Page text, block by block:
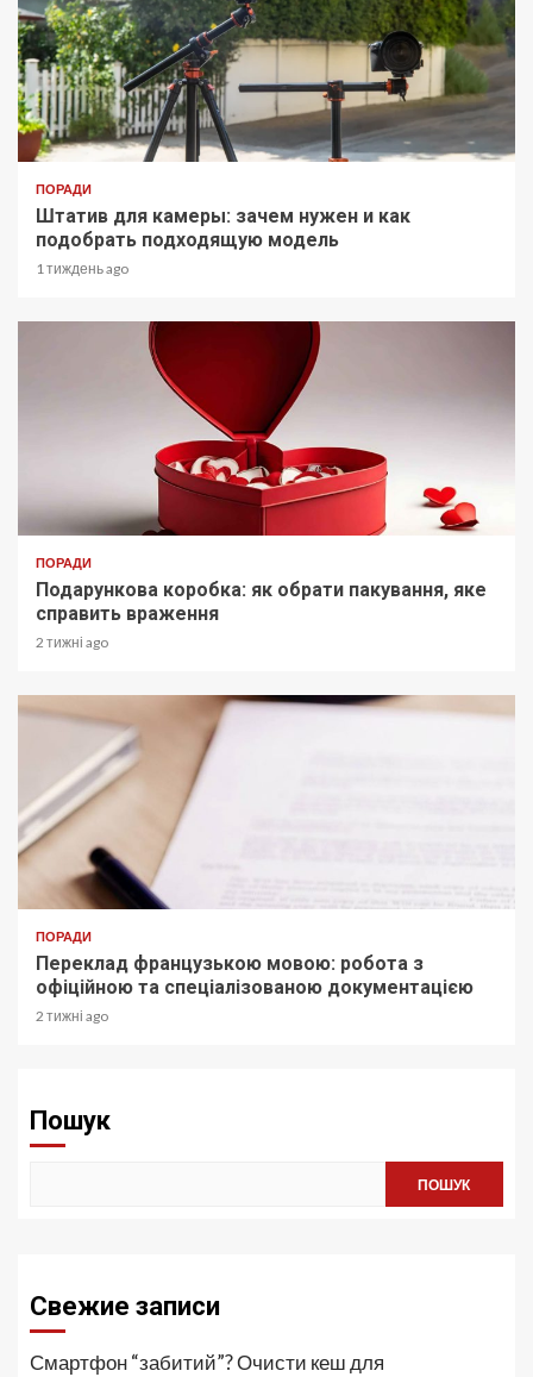
ПОРАДИ
Штатив для камеры: зачем нужен и как
подобрать подходящую модель
1 тиждень ago
ПОРАДИ
Подарункова коробка: як обрати пакування, яке
справить враження
2 тижні ago
ПОРАДИ
Переклад французькою мовою: робота з
офіційною та спеціалізованою документацією
2 тижні ago
Пошук
ПОШУК
Свежие записи
Смартфон “забитий”? Очисти кеш для